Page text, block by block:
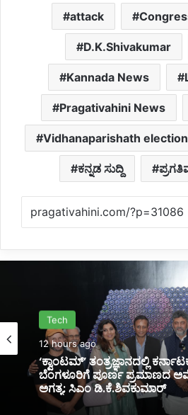
attack
D.K.Shivakumar
Kannada News
Pragativahini News
Vidhanaparishath election
ಕನ್ನಡ ಸುದ್ದಿ
Politics
13 hours ago
*ಮುಖ್ಯಮಂತ್ರಿಗಳೇ ಸೀಟು
ಪ್ರಾಂಶುಪಾಲರು!ಶಾಲಾದಿನಗಳನ್ನು